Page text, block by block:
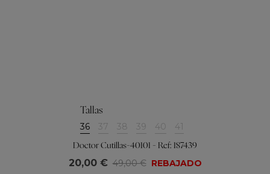
Tallas
36 37 38 39 40 41
Doctor Cutillas-40101 - Ref: 187439
20,00 € 49,00 € REBAJADO